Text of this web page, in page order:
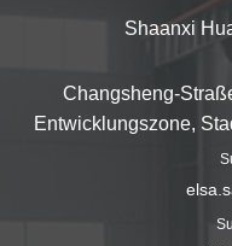
Shaanxi
Changsheng-
Entwicklungszone,